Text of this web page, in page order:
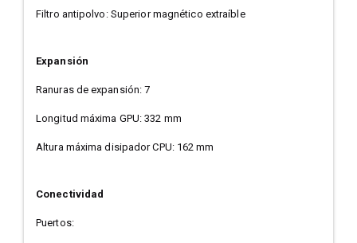
Filtro antipolvo: Superior magnético extraíble
Expansión
Ranuras de expansión: 7
Longitud máxima GPU: 332 mm
Altura máxima disipador CPU: 162 mm
Conectividad
Puertos: